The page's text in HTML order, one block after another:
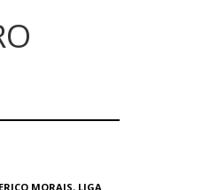
MORAIS, LIGA